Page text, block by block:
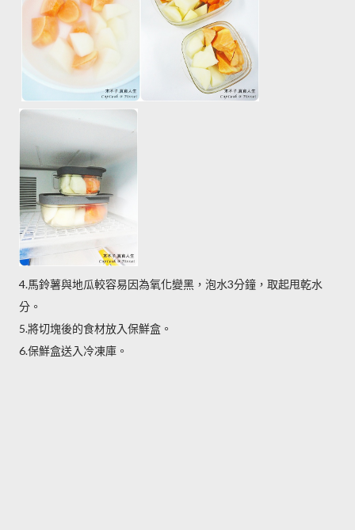
4.馬鈴薯與地瓜較容易因為氧化變黑，泡水3分鐘，取起甩乾水
分。
5.將切塊後的食材放入保鮮盒。
6.保鮮盒送入冷凍庫。